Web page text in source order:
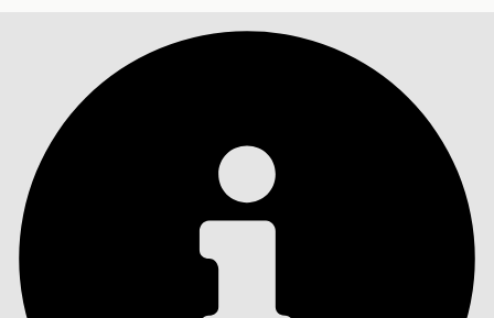
ÍNDICE DE MATERIAS